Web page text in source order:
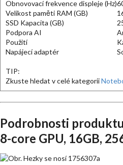
Obnovovací frekvence displeje (Hz)
Velikost paměti RAM (GB)
SSD Kapacita (GB)
Podpora AI
Použití
Napájecí adaptér
TIP:
Zkuste hledat v celé kategorii
Podrobnosti
8-core GPU, 16GB,